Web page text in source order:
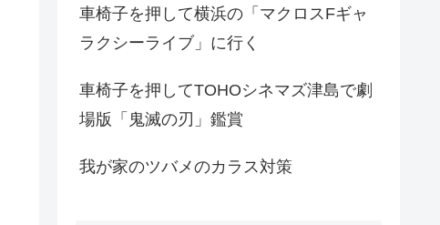
車椅子を押して横浜の「マクロスFギャ
ラクシーライブ」に行く
車椅子を押してTOHOシネマズ津島で劇
場版「鬼滅の刃」鑑賞
我が家のツバメのカラス対策